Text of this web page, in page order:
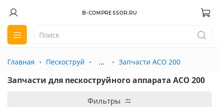
B-COMPRESSOR.RU
Главная Пескоструй ... Запчасти АСО 200
Запчасти для пескоструйного аппарата АСО 200
Фильтры